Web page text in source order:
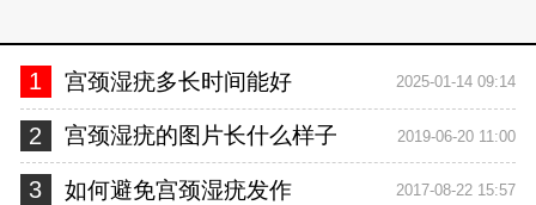
1 宫颈湿疣多长时间能好 2025-01-14 09:14
2 宫颈湿疣的图片长什么样子 2019-06-20 11:00
3 如何避免宫颈湿疣发作 2017-08-22 15:57